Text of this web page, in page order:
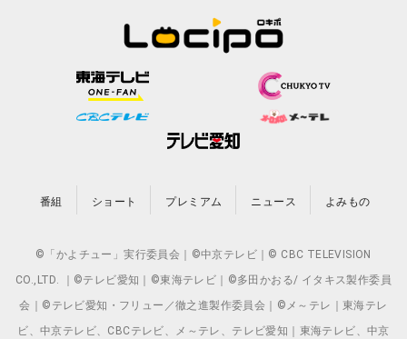
番組 ショート プレミアム ニュース よみもの
©「かよチュー」実行委員会｜©中京テレビ｜© CBC TELEVISION
CO.,LTD. ｜©テレビ愛知｜©東海テレビ｜©多田かおる/ イタキス製作委員
会｜©テレビ愛知・フリュー／徹之進製作委員会｜©メ～テレ｜東海テレ
ビ、中京テレビ、CBCテレビ、メ～テレ、テレビ愛知｜東海テレビ、中京